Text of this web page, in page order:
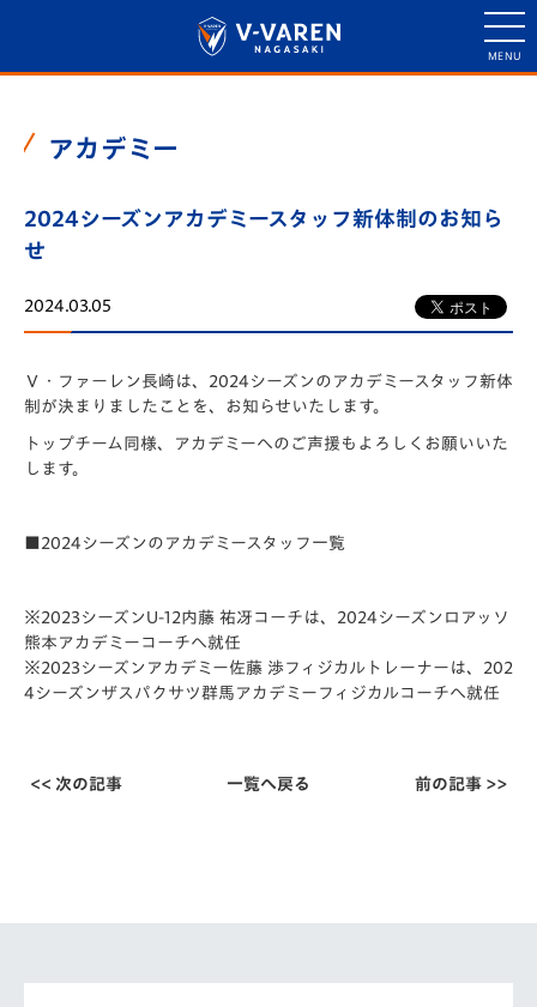
アカデミー
2024シーズンアカデミースタッフ新体制のお知ら
せ
2024.03.05
Ｖ・ファーレン長崎は、2024シーズンのアカデミースタッフ新体
制が決まりましたことを、お知らせいたします。
トップチーム同様、アカデミーへのご声援もよろしくお願いいた
します。
■2024シーズンのアカデミースタッフ一覧
※2023シーズンU-12内藤 祐冴コーチは、2024シーズンロアッソ
熊本アカデミーコーチへ就任
※2023シーズンアカデミー佐藤 渉フィジカルトレーナーは、202
4シーズンザスパクサツ群馬アカデミーフィジカルコーチへ就任
<< 次の記事 一覧へ戻る 前の記事 >>